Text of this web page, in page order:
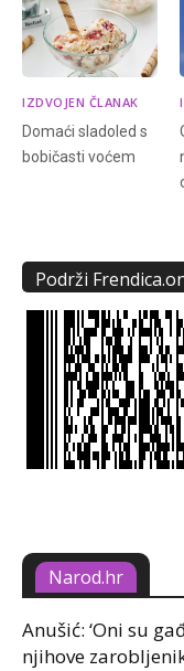
IZDVOJEN ČLANAK
Domaći sladoled s
bobičasti voćem
Podrži
Narod.hr
Anušić: ‘Oni su
njihove